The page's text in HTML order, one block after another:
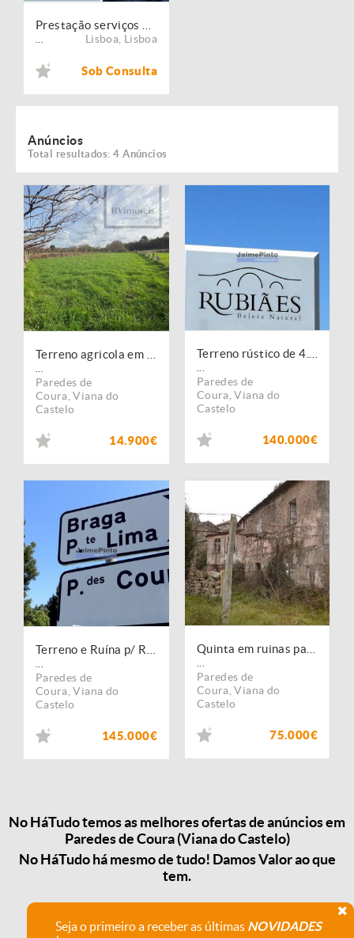
Lisboa Lisboa
Sob Consulta
Anúncios
Total resultados: 4 Anúncios
Paredes de
Coura ,Viana do
Castelo
14.900€
Paredes de
Coura ,Viana do
Castelo
140.000€
Paredes de
Coura ,Viana do
Castelo
145.000€
Paredes de
Coura ,Viana do
Castelo
75.000€
No HáTudo temos as melhores ofertas de anúncios em
Paredes de Coura (Viana do Castelo)
No HáTudo há mesmo de tudo! Damos Valor ao que
tem.
Seja o primeiro a receber as últimas NOVIDADES